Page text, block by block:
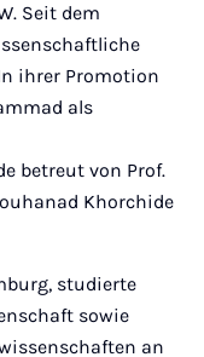
Seit dem
ihrer Promotion
als
betreut von Prof.
Khorchide
studierte
sowie
an